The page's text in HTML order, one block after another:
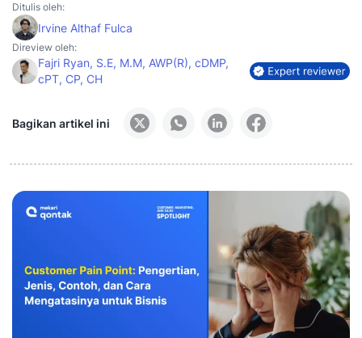
Ditulis oleh:
Irvine Althaf Fulca
Direview oleh:
Fajri Ryan, S.E, M.M, AWP(R), cDMP,
cPT, CP, CH
Bagikan artikel ini